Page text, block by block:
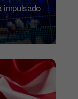
impulsado